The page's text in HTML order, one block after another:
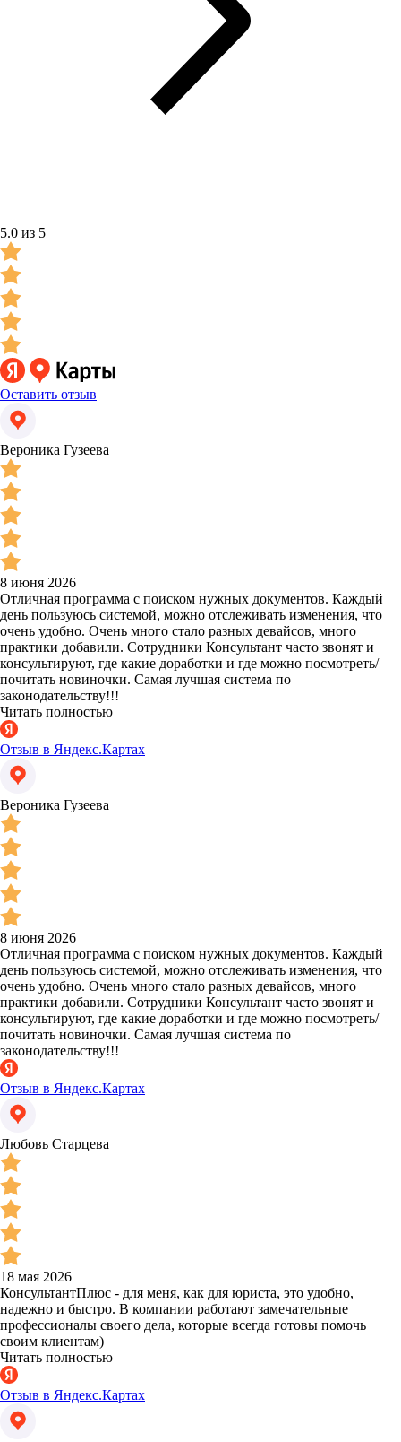
5.0 из 5
Оставить отзыв
Вероника Гузеева
8 июня 2026
Отличная программа с поиском нужных документов. Каждый
день пользуюсь системой, можно отслеживать изменения, что
очень удобно. Очень много стало разных девайсов, много
практики добавили. Сотрудники Консультант часто звонят и
консультируют, где какие доработки и где можно посмотреть/
почитать новиночки. Самая лучшая система по
законодательству!!!
Читать полностью
Отзыв в Яндекс.Картах
Вероника Гузеева
8 июня 2026
Отличная программа с поиском нужных документов. Каждый
день пользуюсь системой, можно отслеживать изменения, что
очень удобно. Очень много стало разных девайсов, много
практики добавили. Сотрудники Консультант часто звонят и
консультируют, где какие доработки и где можно посмотреть/
почитать новиночки. Самая лучшая система по
законодательству!!!
Отзыв в Яндекс.Картах
Любовь Старцева
18 мая 2026
КонсультантПлюс - для меня, как для юриста, это удобно,
надежно и быстро. В компании работают замечательные
профессионалы своего дела, которые всегда готовы помочь
своим клиентам)
Читать полностью
Отзыв в Яндекс.Картах